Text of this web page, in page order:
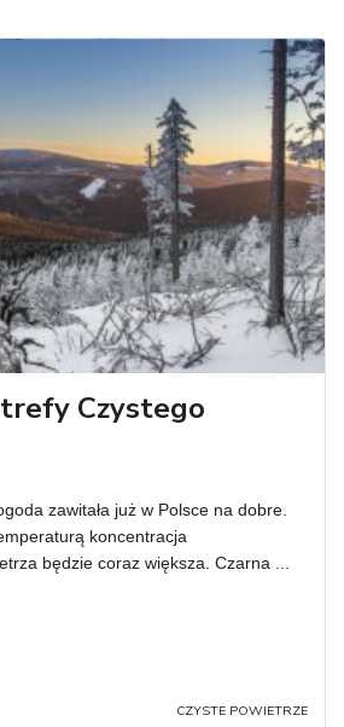
Czystego
zawitała już w Polsce na dobre.
koncentracja
będzie coraz większa. Czarna ...
CZYSTE POWIETRZE